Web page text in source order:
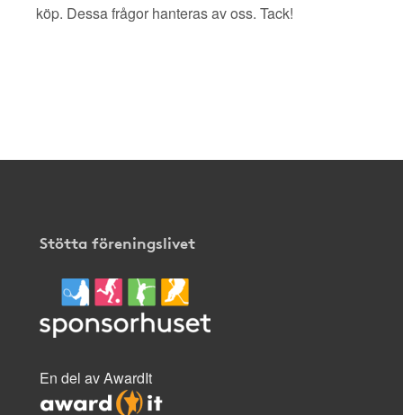
köp. Dessa frågor hanteras av oss. Tack!
Stötta föreningslivet
En del av AwardIt